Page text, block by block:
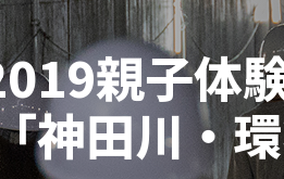
親子体
神田川・